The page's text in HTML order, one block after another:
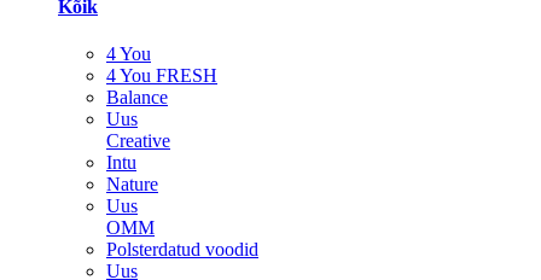
Kõik
4 You
4 You FRESH
Balance
Uus
Creative
Intu
Nature
Uus
OMM
Polsterdatud voodid
Uus